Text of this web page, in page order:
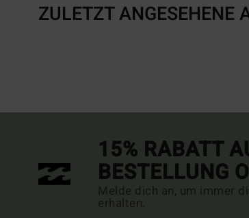
ZULETZT ANGESEHENE
15% RABATT
BESTELLUNG
Melde dich an, um immer
erhalten.